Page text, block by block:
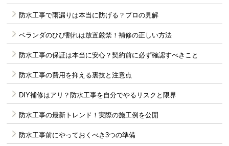
防水工事で雨漏りは本当に防げる？プロの見解
ベランダのひび割れは放置厳禁！補修の正しい方法
防水工事の保証は本当に安心？契約前に必ず確認すべきこと
防水工事の費用を抑える裏技と注意点
DIY補修はアリ？防水工事を自分でやるリスクと限界
防水工事の最新トレンド！実際の施工例を公開
防水工事前にやっておくべき3つの準備